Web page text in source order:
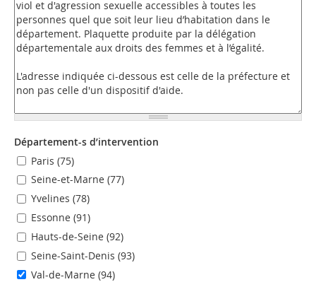
Département-s d’intervention
Paris (75)
Seine-et-Marne (77)
Yvelines (78)
Essonne (91)
Hauts-de-Seine (92)
Seine-Saint-Denis (93)
Val-de-Marne (94)